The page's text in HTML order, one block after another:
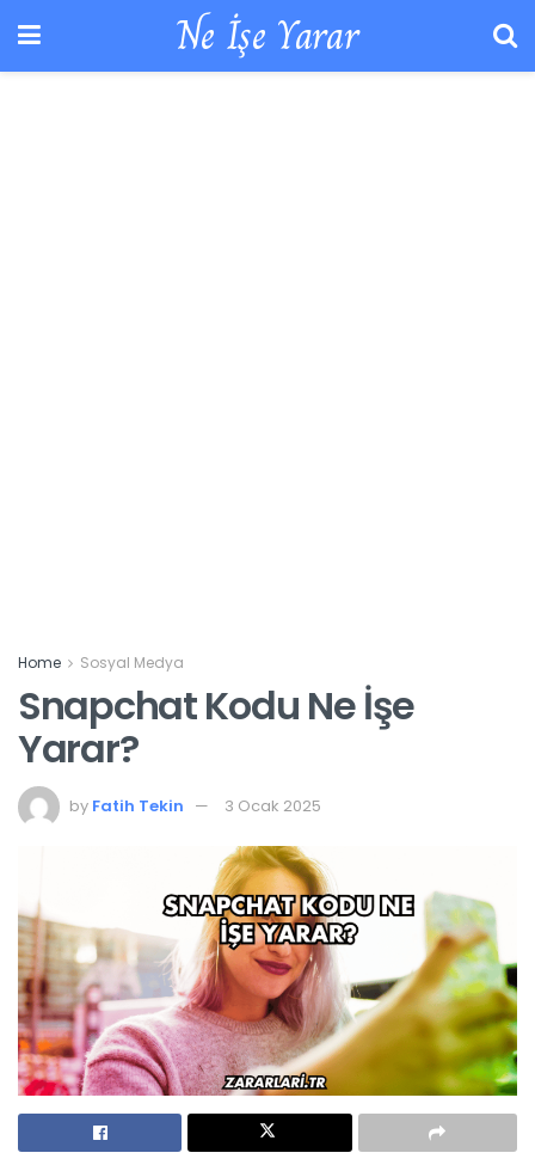
Ne İşe Yarar
Home Sosyal Medya
Snapchat Kodu Ne İşe
Yarar?
by Fatih Tekin 3 Ocak 2025